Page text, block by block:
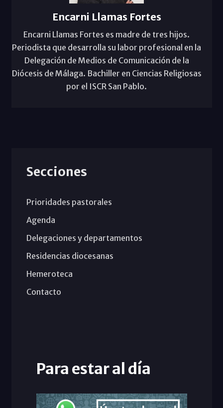
Encarni Llamas Fortes
Encarni Llamas Fortes es madre de tres hijos.
Periodista que desarrolla su labor profesional en la
Delegación de Medios de Comunicación de la
Diócesis de Málaga. Bachiller en Ciencias Religiosas
por el ISCR San Pablo.
Secciones
Prioridades pastorales
Agenda
Delegaciones y departamentos
Residencias diocesanas
Hemeroteca
Contacto
Para estar al día